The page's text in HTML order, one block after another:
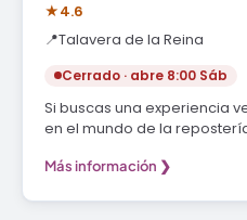
★4.6
📍Talavera de la Reina
Cerrado · abre 8:00 Sáb
Si buscas una experiencia
en el mundo de la
Más información ❯